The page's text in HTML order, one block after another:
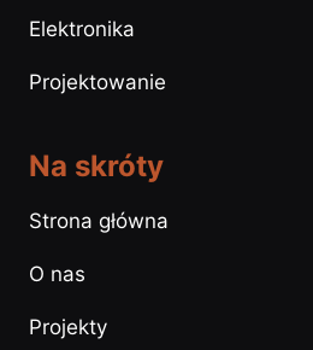
Elektronika
Projektowanie
Na skróty
Strona główna
O nas
Projekty